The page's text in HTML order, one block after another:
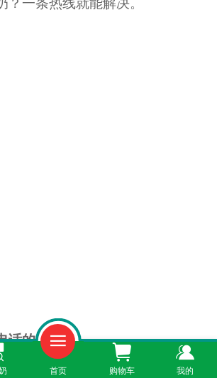
？一条热线就能解决。
话的便捷
首页 购物车 我的